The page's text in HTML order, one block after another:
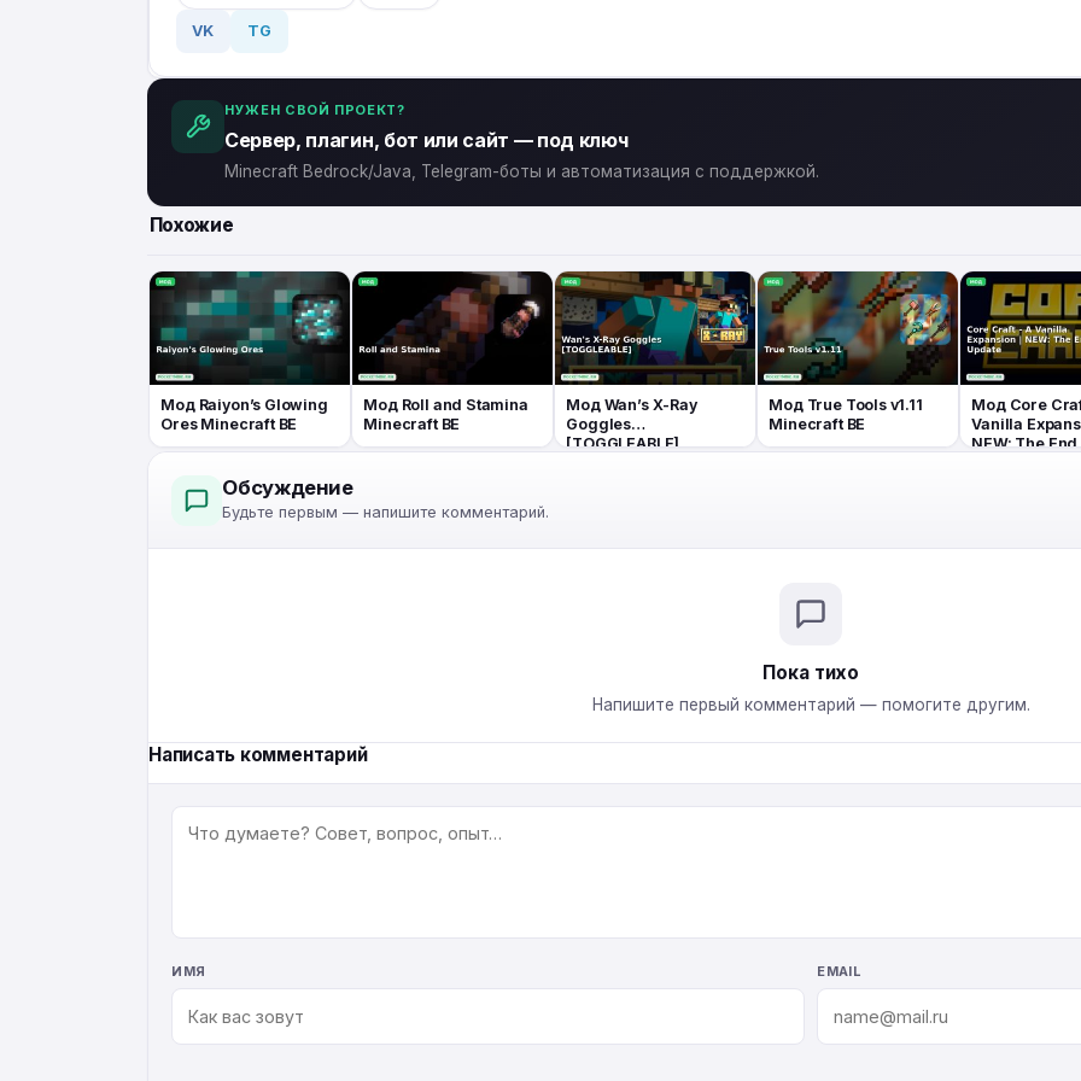
VK TG
НУЖЕН СВОЙ ПРОЕКТ?
Сервер, плагин, бот или сайт — под ключ
Minecraft Bedrock/Java, Telegram-боты и автоматизация с поддержкой.
Похожие
Мод Raiyon’s Glowing
Ores Minecraft BE
Мод Roll and Stamina
Minecraft BE
Мод Wan’s X-Ray
Goggles
[TOGGLEABLE]
Мод True Tools v1.11
Minecraft BE
Мод Core
Vanilla
NEW: The
Обсуждение
Будьте первым — напишите комментарий.
Пока тихо
Напишите первый комментарий — помогите другим.
Написать комментарий
КОММЕНТАРИЙ
ИМЯ EMAIL